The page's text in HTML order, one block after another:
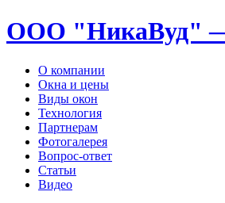
ООО "НикаВуд" —
О компании
Окна и цены
Виды окон
Технология
Партнерам
Фотогалерея
Вопрос-ответ
Статьи
Видео